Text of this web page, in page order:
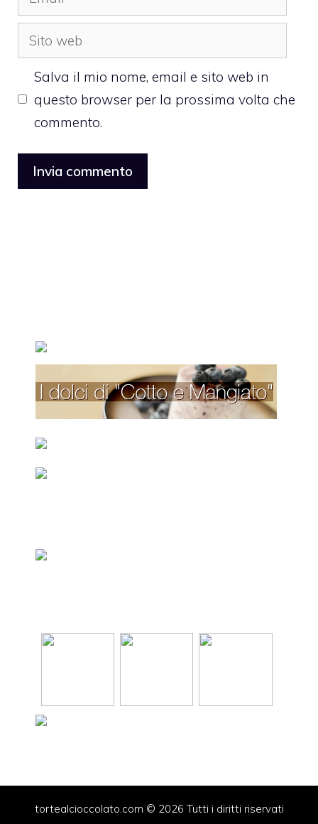
Sito
web
Salva il mio nome, email e sito web in
questo browser per la prossima volta che
commento.
tortealcioccolato.com © 2026 Tutti i diritti riservati